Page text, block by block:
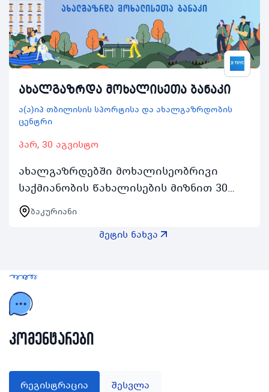
ახალგაზრდა მოხალისეთა ბანაკი
ა(ა)იპ თბილისის სპორტისა და ახალგაზრდობის
ცენტრი
პარ, 30 აგვისტო
ახალგაზრდებში მოხალისეობრივი
საქმიანობის წახალისების მიზნით 30
აგვისტოდან 3 სექტემბრის შუალედში
ჩატარდება ახალგაზრდა მოხალისეთა
ბანაკი რომელიც აქტიურ…
ბაკურიანი
მეტის ნახვა
კომენტარები
რეგისტრაცია შესვლა